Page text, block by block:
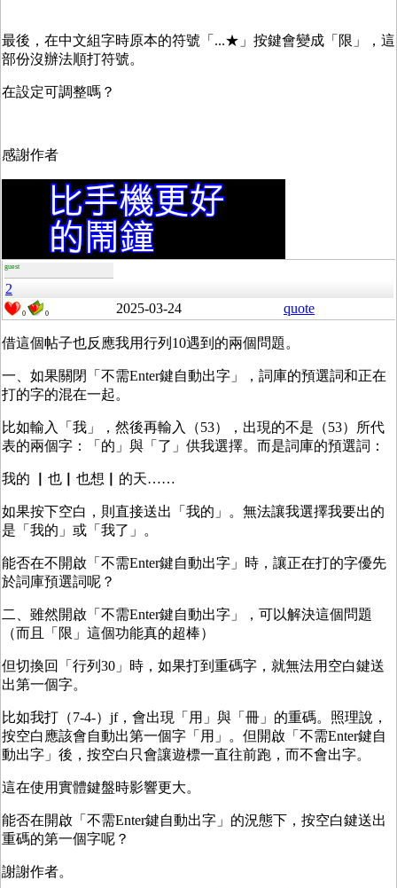
最後，在中文組字時原本的符號「...★」按鍵會變成「限」，這
部份沒辦法順打符號。
在設定可調整嗎？
感謝作者
guest
2
0 0 2025-03-24 quote
借這個帖子也反應我用行列10遇到的兩個問題。
一、如果關閉「不需Enter鍵自動出字」，詞庫的預選詞和正在
打的字的混在一起。
比如輸入「我」，然後再輸入（53），出現的不是（53）所代
表的兩個字：「的」與「了」供我選擇。而是詞庫的預選詞：
我的 ▏也▏也想▏的天……
如果按下空白，則直接送出「我的」。無法讓我選擇我要出的
是「我的」或「我了」。
能否在不開啟「不需Enter鍵自動出字」時，讓正在打的字優先
於詞庫預選詞呢？
二、雖然開啟「不需Enter鍵自動出字」，可以解決這個問題
（而且「限」這個功能真的超棒）
但切換回「行列30」時，如果打到重碼字，就無法用空白鍵送
出第一個字。
比如我打（7-4-）jf，會出現「用」與「冊」的重碼。照理說，
按空白應該會自動出第一個字「用」。但開啟「不需Enter鍵自
動出字」後，按空白只會讓遊標一直往前跑，而不會出字。
這在使用實體鍵盤時影響更大。
能否在開啟「不需Enter鍵自動出字」的況態下，按空白鍵送出
重碼的第一個字呢？
謝謝作者。